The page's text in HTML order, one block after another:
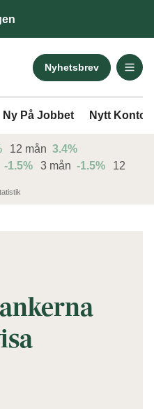
Nyhetsbrev
Ny På Jobbet Nytt Kontor
12 mån 3.4%
-1.5% 3 mån -1.5%
12